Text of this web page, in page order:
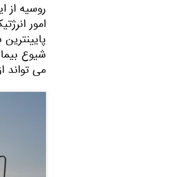
روسیه از
امور
شیوع
می تواند